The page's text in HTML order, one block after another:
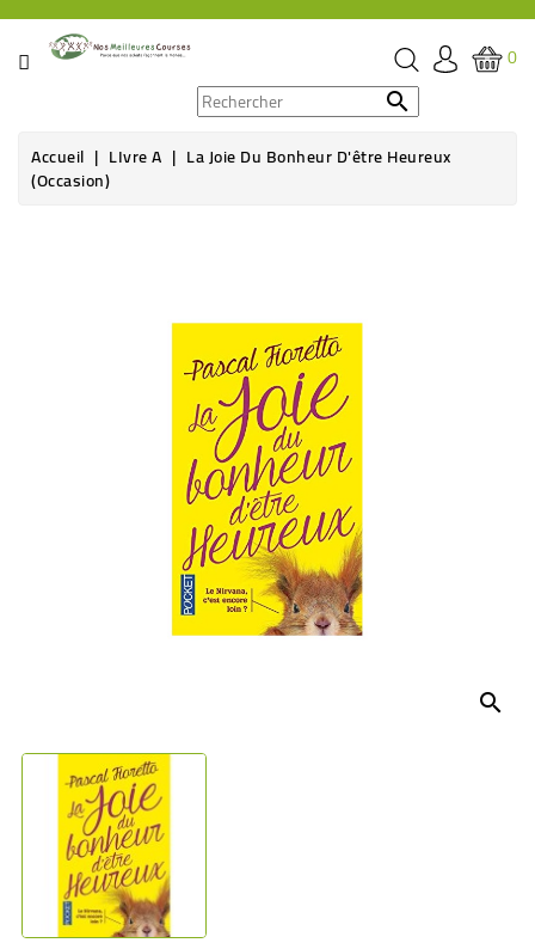
CATÉGORIE
ÉPICERIE
0

Accueil LIvre A La Joie Du Bonheur D'être Heureux
(Occasion)
search